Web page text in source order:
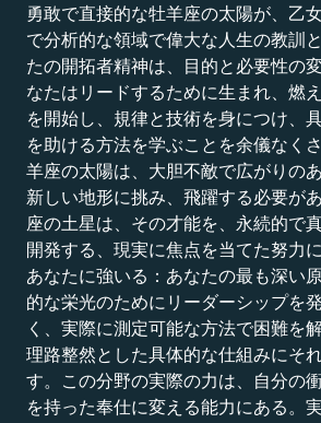
勇敢で直接的な牡羊座の太陽が、乙
で分析的な領域で偉大な人生の教訓
たの開拓者精神は、目的と必要性の
なたはリードするために生まれ、燃
を開始し、規律と技術を身につけ、
を助ける方法を学ぶことを余儀なく
羊座の太陽は、大胆不敵で広がりの
新しい地形に挑み、飛躍する必要が
座の土星は、その才能を、永続的で
開発する、現実に焦点を当てた努力
あなたに強いる：あなたの最も深い
的な栄光のためにリーダーシップを
く、実際に測定可能な方法で困難を
理路整然とした具体的な仕組みにそ
す。この分野の実際の力は、自分の
を持った奉仕に変える能力にある。